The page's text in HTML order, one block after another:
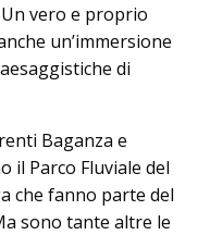
vero e proprio
un’immersione
di
Baganza e
il Parco Fluviale del
che fanno parte del
sono tante altre le